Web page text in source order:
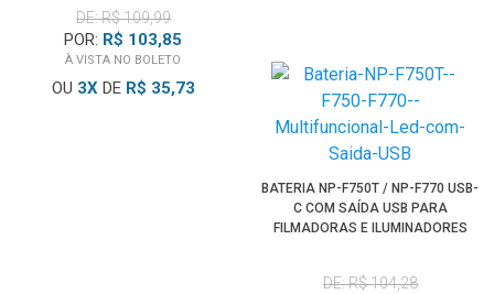
DE: R$ 109,99
POR: R$ 103,85
À VISTA NO BOLETO
OU 3XDE R$ 35,73
BATERIA NP-F750T / NP-F770 USB-
C COM SAÍDA USB PARA
FILMADORAS E ILUMINADORES
DE: R$ 104,28